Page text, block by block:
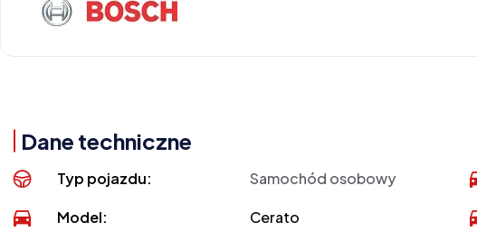
Dane techniczne
Typ pojazdu: Samochód osobowy
Model: Cerato